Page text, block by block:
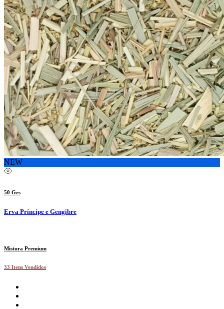
NEW
50 Grs
Erva Príncipe e Gengibre
Mistura Premium
33 Itens Vendidos